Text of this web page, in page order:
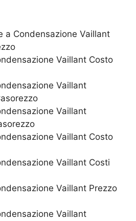
a Condensazione Vaillant
Vaillant Costo
Vaillant
Vaillant
Vaillant Costo
Vaillant Costi
Vaillant Prezzo
Vaillant